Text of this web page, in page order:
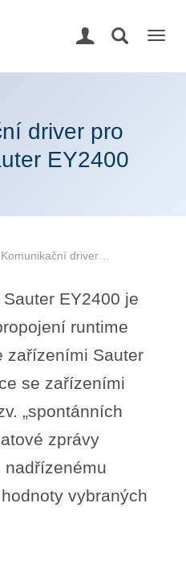
driver pro
EY2400
Komunikační driver…
EY2400 je
runtime
zařízeními Sauter
se zařízeními
„spontánních
zprávy
vybraných